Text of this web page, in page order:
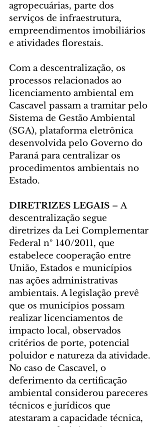
agropecuárias, parte dos
serviços de infraestrutura,
empreendimentos imobiliários
e atividades florestais.
Com a descentralização, os
processos relacionados ao
licenciamento ambiental em
Cascavel passam a tramitar pelo
Sistema de Gestão Ambiental
(SGA), plataforma eletrônica
desenvolvida pelo Governo do
Paraná para centralizar os
procedimentos ambientais no
Estado.
DIRETRIZES LEGAIS – A
descentralização segue
diretrizes da Lei Complementar
Federal nº 140/2011, que
estabelece cooperação entre
União, Estados e municípios
nas ações administrativas
ambientais. A legislação prevê
que os municípios possam
realizar licenciamentos de
impacto local, observados
critérios de porte, potencial
poluidor e natureza da atividade.
No caso de Cascavel, o
deferimento da certificação
ambiental considerou pareceres
técnicos e jurídicos que
atestaram a capacidade técnica,